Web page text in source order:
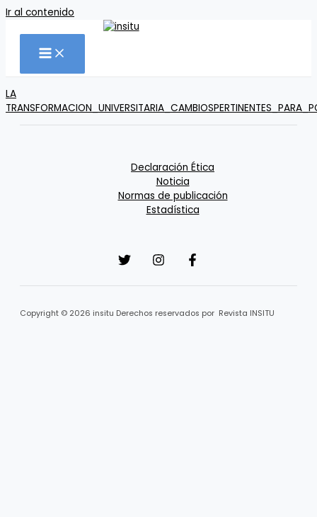
Ir al contenido
LA
Declaración Ética
Noticia
Normas de publicación
Estadística
Copyright © 2026 insitu Derechos reservados por Revista INSITU